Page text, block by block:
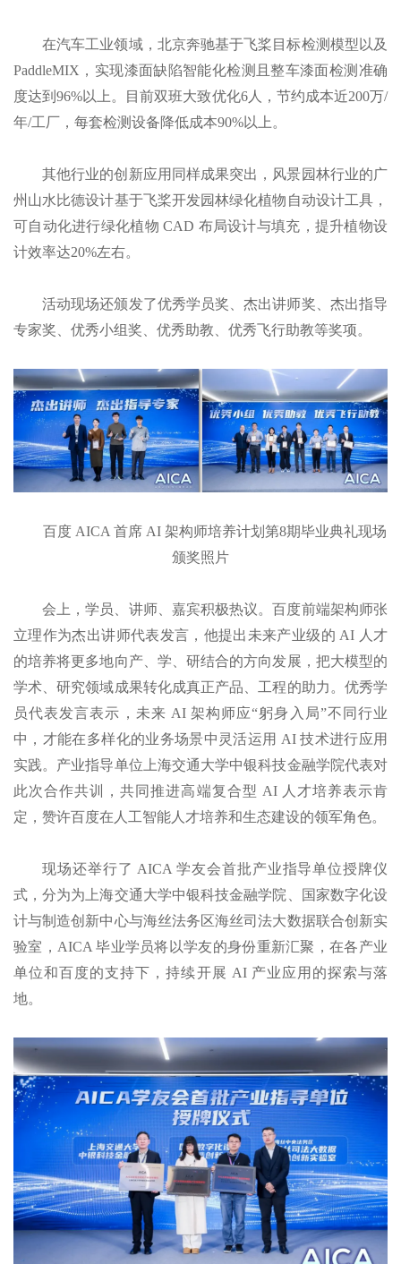
在汽车工业领域，北京奔驰基于飞桨目标检测模型以及
PaddleMIX，实现漆面缺陷智能化检测且整车漆面检测准确
度达到96%以上。目前双班大致优化6人，节约成本近200万/
年/工厂，每套检测设备降低成本90%以上。
其他行业的创新应用同样成果突出，风景园林行业的广
州山水比德设计基于飞桨开发园林绿化植物自动设计工具，
可自动化进行绿化植物 CAD 布局设计与填充，提升植物设
计效率达20%左右。
活动现场还颁发了优秀学员奖、杰出讲师奖、杰出指导
专家奖、优秀小组奖、优秀助教、优秀飞行助教等奖项。
百度 AICA 首席 AI 架构师培养计划第8期毕业典礼现场
颁奖照片
会上，学员、讲师、嘉宾积极热议。百度前端架构师张
立理作为杰出讲师代表发言，他提出未来产业级的 AI ⼈才
的培养将更多地向产、学、研结合的⽅向发展，把⼤模型的
学术、研究领域成果转化成真正产品、⼯程的助力。优秀学
员代表发言表示，未来 AI 架构师应“躬身入局”不同⾏业
中，才能在多样化的业务场景中灵活运⽤ AI 技术进行应⽤
实践。产业指导单位上海交通⼤学中银科技⾦融学院代表对
此次合作共训，共同推进高端复合型 AI 人才培养表示肯
定，赞许百度在⼈⼯智能⼈才培养和⽣态建设的领军角色。
现场还举行了 AICA 学友会首批产业指导单位授牌仪
式，分为为上海交通大学中银科技金融学院、国家数字化设
计与制造创新中心与海丝法务区海丝司法大数据联合创新实
验室，AICA 毕业学员将以学友的身份重新汇聚，在各产业
单位和百度的支持下，持续开展 AI 产业应用的探索与落
地。